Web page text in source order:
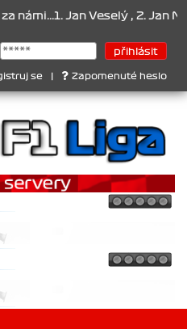
Jan Veselý , 2. Jan Nováček
se Zapomenuté heslo